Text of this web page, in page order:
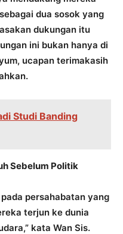
dua sosok yang
dukungan itu
ini bukan hanya di
ucapan terimakasih
Studi Banding
Sebelum Politik
persahabatan yang
terjun ke dunia
kata Wan Sis.